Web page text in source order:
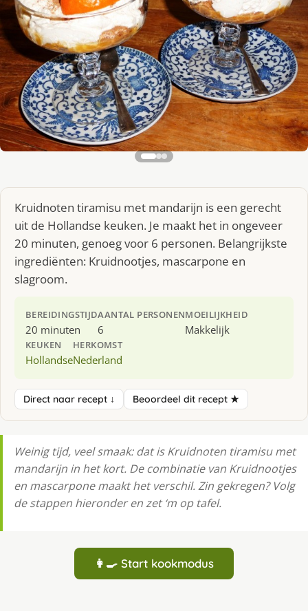
Kruidnoten tiramisu met mandarijn is een gerecht
uit de Hollandse keuken. Je maakt het in ongeveer
20 minuten, genoeg voor 6 personen. Belangrijkste
ingrediënten: Kruidnootjes, mascarpone en
slagroom.
BEREIDINGSTIJD
20 minuten
AANTAL PERSONEN
6
MOEILIJKHEID
Makkelijk
KEUKEN
Hollandse
HERKOMST
Nederland
Direct naar recept ↓ Beoordeel dit recept ★
Weinig tijd, veel smaak: dat is Kruidnoten tiramisu met
mandarijn in het kort. De combinatie van Kruidnootjes
en mascarpone maakt het verschil. Zin gekregen? Volg
de stappen hieronder en zet ‘m op tafel.
👩‍🍳 Start kookmodus